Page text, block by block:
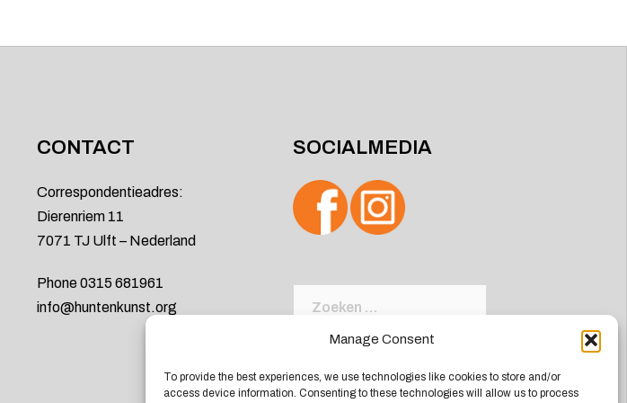
Manage Consent
To provide the best experiences, we use technologies like cookies to store and/or
access device information. Consenting to these technologies will allow us to process
CONTACT
Correspondentieadres:
Dierenriem 11
7071 TJ Ulft – Nederland
Phone 0315 681961
info@huntenkunst.org
SOCIALMEDIA
naar: